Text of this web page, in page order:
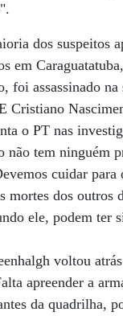
dos suspeitos
em
foi assassinado
Cristiano
o PT nas
não tem ninguém
cuidar
mortes dos
ele, podem
voltou
apreender a
da quadrilha,